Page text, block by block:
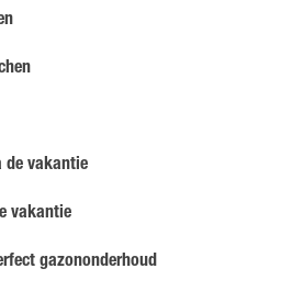
de vakantie
vakantie
gazononderhoud